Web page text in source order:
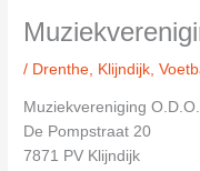
/ Drenthe, Klijndijk,
Muziekvereniging
De Pompstraat 20
7871 PV Klijndijk